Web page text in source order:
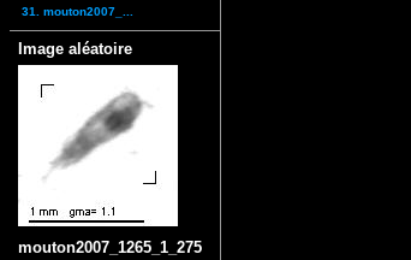
31. mouton2007_...
Image aléatoire
mouton2007_1265_1_275